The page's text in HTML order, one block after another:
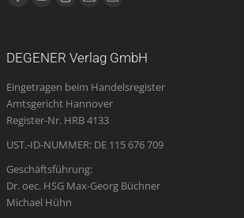
Facebook
new
window
YouTube
new
window
Instagram
new
window
E-
opens
in
new
Website
new
DEGENER Verlag GmbH
Eingetragen beim Handelsregister
Amtsgericht Hannover
Register-Nr. HRB 4133
UST.-ID-NUMMER: DE 115 676 709
Geschäftsführung:
Dr. oec. HSG Max-Georg Büchner
Michael Hühn